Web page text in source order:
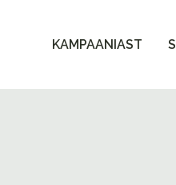
KAMPAANIAST